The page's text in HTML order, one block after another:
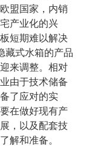
盟国家，内销
产业化的兴
短期难以解决
藏式水箱的产品
来调整。相对
由于技术储备
了应对的实
在做好现有产
，以及配套技
解和准备。